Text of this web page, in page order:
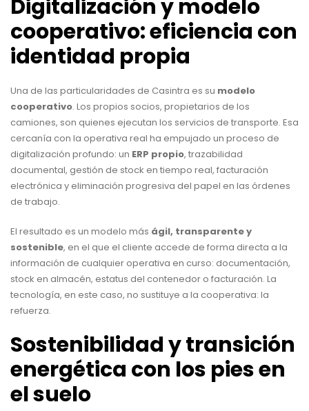
Digitalización y modelo
cooperativo: eficiencia con
identidad propia
Una de las particularidades de Casintra es su modelo
cooperativo. Los propios socios, propietarios de los
camiones, son quienes ejecutan los servicios de transporte. Esa
cercanía con la operativa real ha empujado un proceso de
digitalización profundo: un ERP propio, trazabilidad
documental, gestión de stock en tiempo real, facturación
electrónica y eliminación progresiva del papel en las órdenes
de trabajo.
El resultado es un modelo más ágil, transparente y
sostenible, en el que el cliente accede de forma directa a la
información de cualquier operativa en curso: documentación,
stock en almacén, estatus del contenedor o facturación. La
tecnología, en este caso, no sustituye a la cooperativa: la
refuerza.
Sostenibilidad y transición
energética con los pies en
el suelo